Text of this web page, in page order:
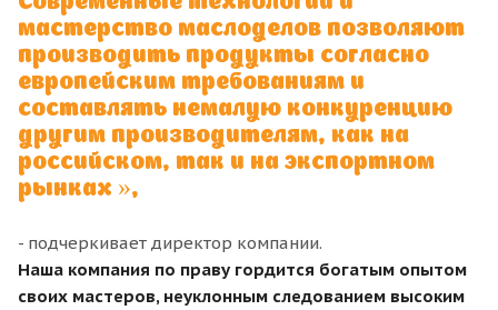
мастерство маслоделов позволяют
производить продукты согласно
европейским требованиям и
составлять немалую конкуренцию
другим производителям, как на
российском, так и на экспортном
рынках »,
- подчеркивает директор компании.
Наша компания по праву гордится богатым опытом
своих мастеров, неуклонным следованием высоким